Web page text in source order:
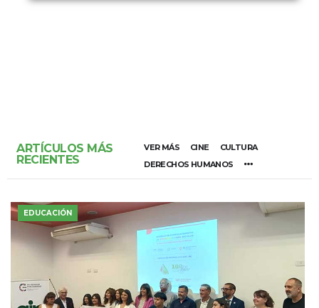
ARTÍCULOS MÁS
RECIENTES
VER MÁS CINE
CULTURA
DERECHOS HUMANOS
EDUCACIÓN